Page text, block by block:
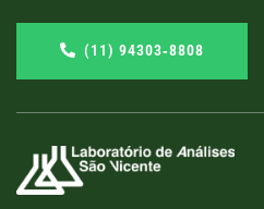
(11) 94303‑8808